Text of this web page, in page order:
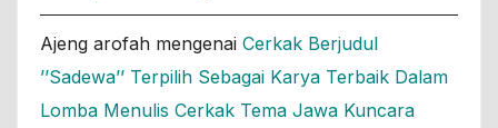
Ajeng arofah mengenai Cerkak Berjudul
’’Sadewa’’ Terpilih Sebagai Karya Terbaik Dalam
Lomba Menulis Cerkak Tema Jawa Kuncara